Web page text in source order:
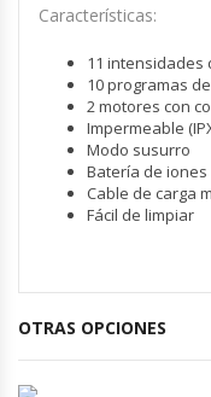
Características:
11 intensidades
10 programas
2 motores con
Impermeable
Modo susurro
Batería de iones
Cable de carga
Fácil de limpiar
OTRAS OPCIONES